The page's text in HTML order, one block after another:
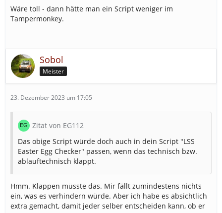
Wäre toll - dann hätte man ein Script weniger im
Tampermonkey.
Sobol
Meister
23. Dezember 2023 um 17:05
Zitat von EG112
Das obige Script würde doch auch in dein Script "LSS
Easter Egg Checker" passen, wenn das technisch bzw.
ablauftechnisch klappt.
Hmm. Klappen müsste das. Mir fällt zumindestens nichts
ein, was es verhindern würde. Aber ich habe es absichtlich
extra gemacht, damit jeder selber entscheiden kann, ob er